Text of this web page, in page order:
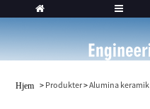
Hjem > Produkter>Alumina keramik